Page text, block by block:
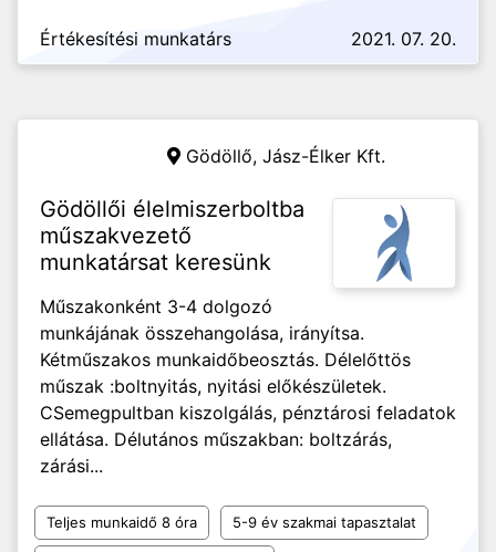
Értékesítési munkatárs 2021. 07. 20.
Gödöllő, Jász-Élker Kft.
Gödöllői élelmiszerboltba
műszakvezető
munkatársat keresünk
Műszakonként 3-4 dolgozó
munkájának összehangolása, irányítsa.
Kétműszakos munkaidőbeosztás. Délelőttös
műszak :boltnyitás, nyitási előkészületek.
CSemegpultban kiszolgálás, pénztárosi feladatok
ellátása. Délutános műszakban: boltzárás,
zárási...
Teljes munkaidő 8 óra 5-9 év szakmai tapasztalat